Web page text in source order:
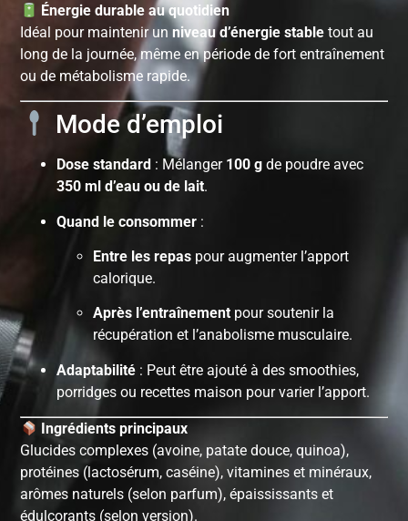
Énergie durable au quotidien
Idéal pour maintenir unniveau d’énergie stable tout au
long de la journée, même en période de fort entraînement
ou de métabolisme rapide.
Mode d’emploi
Dose standard : Mélanger 100 g de poudre avec
350 ml d’eau ou de lait.
Quand le consommer :
Entre les repas pour augmenter l’apport
calorique.
Après l’entraînement pour soutenir la
récupération et l’anabolisme musculaire.
Adaptabilité : Peut être ajouté à des smoothies,
porridges ou recettes maison pour varier l’apport.
Ingrédients principaux
Glucides complexes (avoine, patate douce, quinoa),
protéines (lactosérum, caséine), vitamines et minéraux,
arômes naturels (selon parfum), épaississants et
édulcorants (selon version).